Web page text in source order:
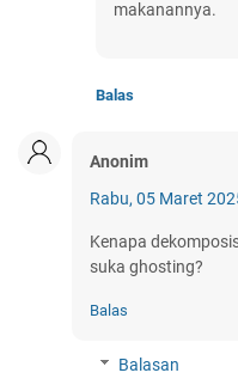
makanannya.
Balas
Anonim
Rabu, 05 Maret
Kenapa
suka ghosting?
Balas
Balasan